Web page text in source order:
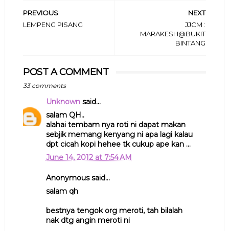
NEXT
JJCM :
MARAKESH@BUKIT
BINTANG
PREVIOUS
LEMPENG PISANG
POST A COMMENT
33 comments
Unknownsaid...
salam QH..
alahai tembam nya roti ni dapat makan
sebjik memang kenyang ni apa lagi kalau
dpt cicah kopi hehee tk cukup ape kan ...
June 14, 2012 at 7:54 AM
Anonymous said...
salam qh
bestnya tengok org meroti, tah bilalah
nak dtg angin meroti ni